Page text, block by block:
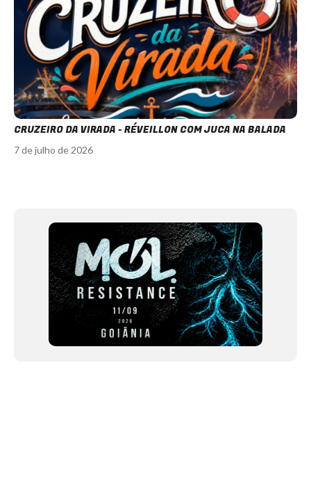
CRUZEIRO DA VIRADA - RÉVEILLON COM JUCA NA BALADA
7 de julho de 2026